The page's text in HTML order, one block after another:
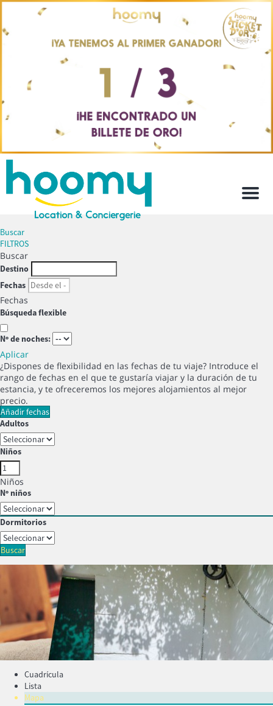
Menu
Buscar
FILTROS
Buscar
Destino
Fechas
Fechas
Búsqueda flexible
Nº de noches:
Aplicar
¿Dispones de flexibilidad en las fechas de tu viaje? Introduce el
rango de fechas en el que te gustaría viajar y la duración de tu
estancia, y te ofreceremos los mejores alojamientos al mejor
precio.
Añadir fechas
Adultos
Niños
Niños
Nº niños
Dormitorios
Buscar
Cuadrícula
Lista
Mapa